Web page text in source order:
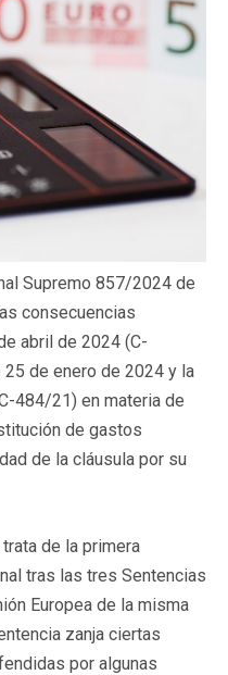
Supremo 857/2024 de
consecuencias
abril de 2024 (C-
de enero de 2024 y la
484/21) en materia de
de gastos
de la cláusula por su
de la primera
tras las tres Sentencias
Europea de la misma
zanja ciertas
por algunas